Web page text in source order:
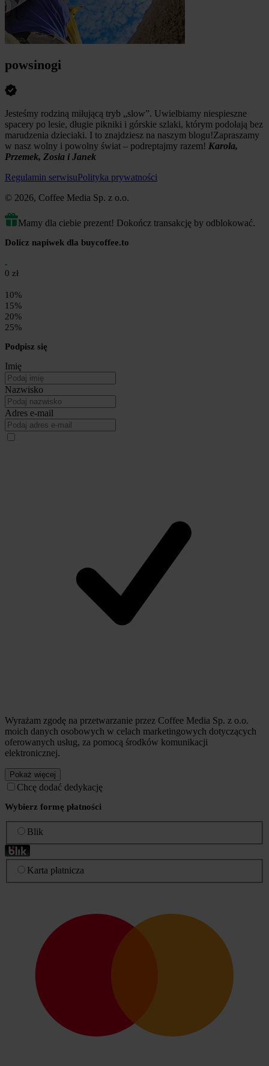
powsinogi
Jesteśmy rodziną miłującą tryb „slow”. Uwielbiamy niespieszne
spacery po lesie, długie pikniki i górskie szlaki, którym podołają bez
marudzenia dzieciaki. I to znajdziesz na naszym blogu!Zapraszamy
w nasz wolny i powolny świat – podreptajmy razem! Karola,
Przemek, Zosia i Janek
Regulamin serwisuPolityka prywatności
© 2026, Coffee Media Sp. z o.o.
Mamy dla ciebie prezent! Dokończ transakcję by odblokować.
Dolicz napiwek dla buycoffee.to
0 zł
10%
15%
20%
25%
Podpisz się
Imię
Nazwisko
Adres e-mail
Wyrażam zgodę na przetwarzanie przez Coffee Media Sp. z o.o.
moich danych osobowych w celach marketingowych dotyczących
oferowanych usług, za pomocą środków komunikacji
elektronicznej.
Pokaż więcej
Chcę dodać dedykację
Wybierz formę płatności
Blik
Karta płatnicza